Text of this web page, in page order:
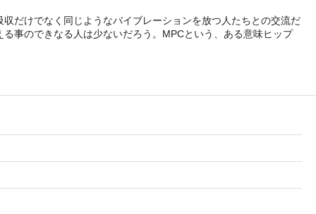
だけでなく同じようなバイブレーションを放つ人たちとの交流だ
事のできなる人は少ないだろう。MPCという、ある意味ヒップ